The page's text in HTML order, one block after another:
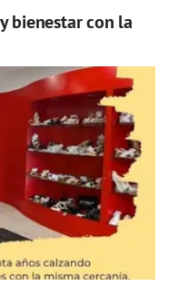
bienestar con la